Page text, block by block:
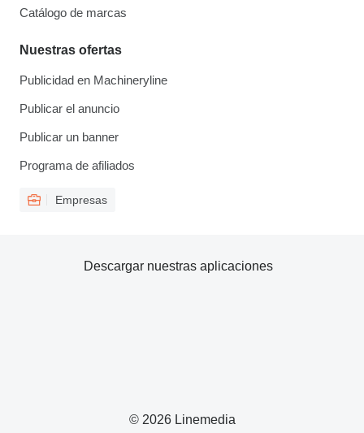
Catálogo de marcas
Nuestras ofertas
Publicidad en Machineryline
Publicar el anuncio
Publicar un banner
Programa de afiliados
Empresas
© 2026 Linemedia
Descargar nuestras aplicaciones